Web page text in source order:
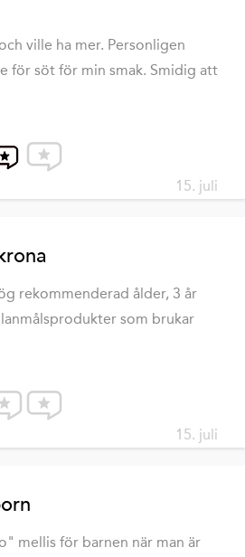
ville ha mer. Personligen
för söt för min smak. Smidig att
15. juli
rekommenderad ålder, 3 år
som brukar
15. juli
mellis för barnen när man är